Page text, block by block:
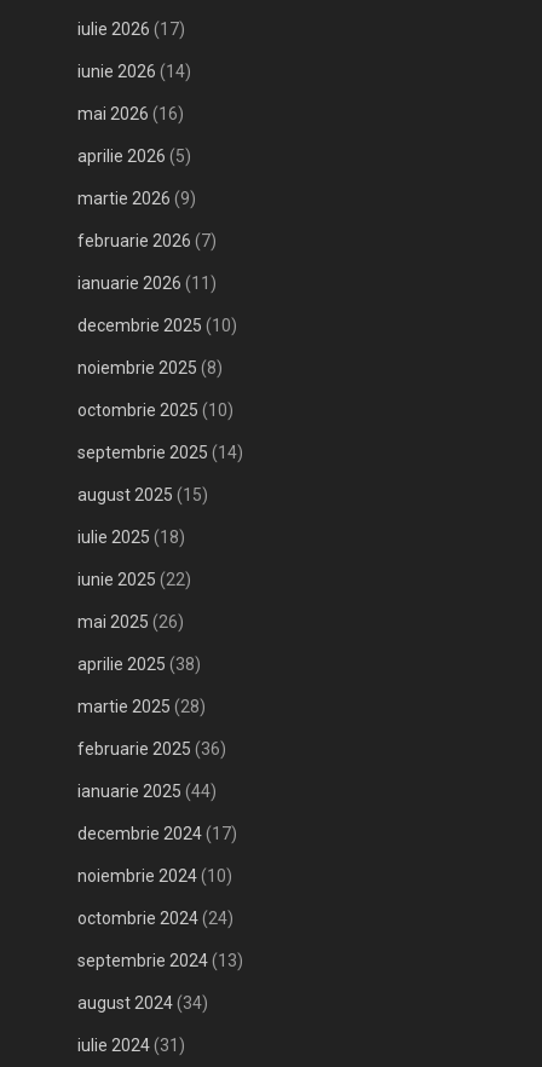
iulie 2026 (17)
iunie 2026 (14)
mai 2026 (16)
aprilie 2026 (5)
martie 2026 (9)
februarie 2026 (7)
ianuarie 2026 (11)
decembrie 2025 (10)
noiembrie 2025 (8)
octombrie 2025 (10)
septembrie 2025 (14)
august 2025 (15)
iulie 2025 (18)
iunie 2025 (22)
mai 2025 (26)
aprilie 2025 (38)
martie 2025 (28)
februarie 2025 (36)
ianuarie 2025 (44)
decembrie 2024(17)
noiembrie 2024(10)
octombrie 2024(24)
septembrie 2024(13)
august 2024(34)
iulie 2024(31)